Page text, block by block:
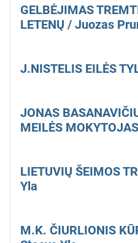
GELBĖJIMAS
LETENŲ / Juozas
J.NISTELIS EILĖS
JONAS
MEILĖS
LIETUVIŲ ŠEIMOS
Yla
M.K. ČIURLIONIS